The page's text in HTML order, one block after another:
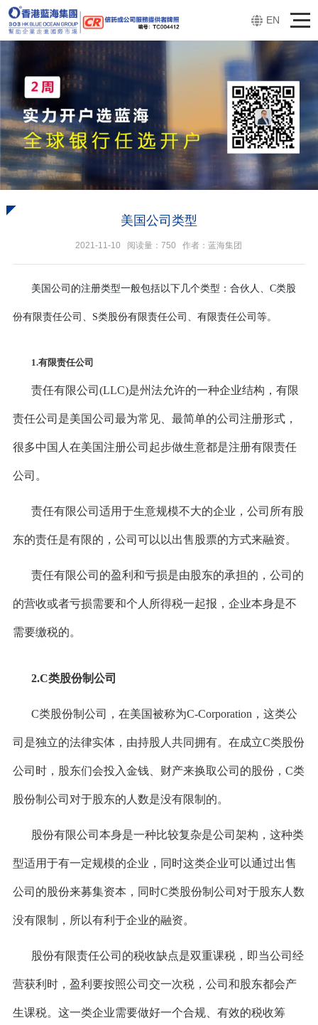
EN
美国公司类型
2021-11-10 阅读量：750 作者：蓝海集团
美国公司的注册类型一般包括以下几个类型：合伙人、C类股
份有限责任公司、S类股份有限责任公司、有限责任公司等。
1.有限责任公司
责任有限公司(LLC)是州法允许的一种企业结构，有限
责任公司是美国公司最为常见、最简单的公司注册形式，
很多中国人在美国注册公司起步做生意都是注册有限责任
公司。
责任有限公司适用于生意规模不大的企业，公司所有股
东的责任是有限的，公司可以以出售股票的方式来融资。
责任有限公司的盈利和亏损是由股东的承担的，公司的
的营收或者亏损需要和个人所得税一起报，企业本身是不
需要缴税的。
2.C类股份制公司
C类股份制公司，在美国被称为C-Corporation，这类公
司是独立的法律实体，由持股人共同拥有。在成立C类股份
公司时，股东们会投入金钱、财产来换取公司的股份，C类
股份制公司对于股东的人数是没有限制的。
股份有限公司本身是一种比较复杂是公司架构，这种类
型适用于有一定规模的企业，同时这类企业可以通过出售
公司的股份来募集资本，同时C类股份制公司对于股东人数
没有限制，所以有利于企业的融资。
股份有限责任公司的税收缺点是双重课税，即当公司经
营获利时，盈利要按照公司交一次税，公司和股东都会产
生课税。这一类企业需要做好一个合规、有效的税收筹